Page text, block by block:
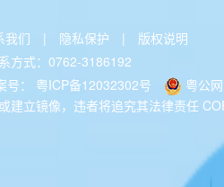
我们 | 隐私保护 |
版权说明
方式：0762-3186192
号： 粤ICP备12032302号
粤公
建立镜像，违者将追究其法律责任